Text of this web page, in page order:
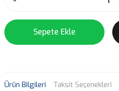
Sepete Ekle
Ürün Bilgileri Taksit Seçenekleri